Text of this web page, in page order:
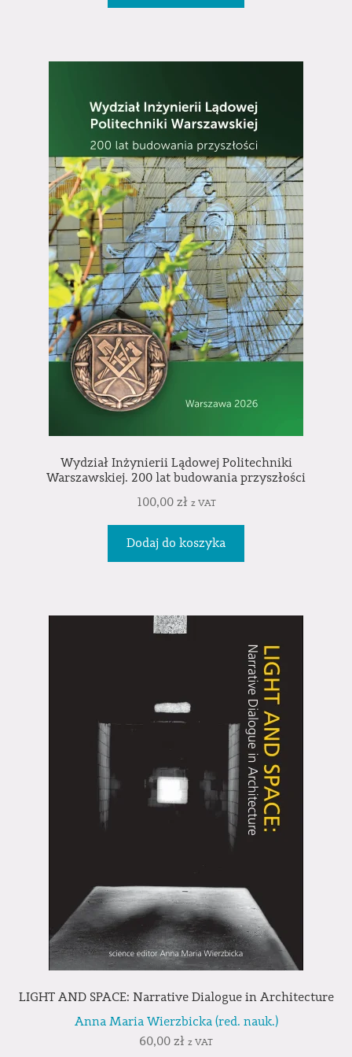
Wydział Inżynierii Lądowej Politechniki
Warszawskiej. 200 lat budowania przyszłości
100,00 zł z VAT
Dodaj do koszyka
LIGHT AND SPACE: Narrative Dialogue in Architecture
Anna Maria Wierzbicka (red. nauk.)
60,00 zł z VAT